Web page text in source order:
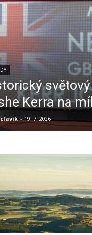
Kerra na
- 19. 7. 2026